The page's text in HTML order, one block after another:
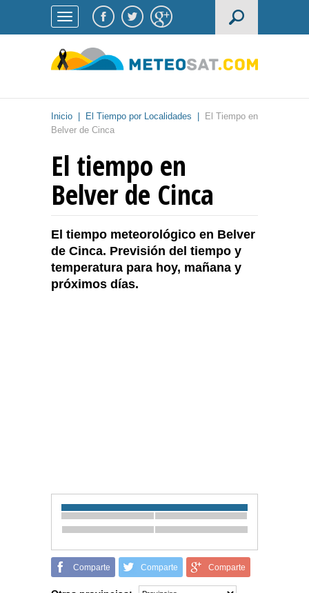
Inicio El Tiempo por Localidades
El Tiempo en
Belver de Cinca
El tiempo en
Belver de Cinca
El tiempo meteorológico en Belver
de Cinca. Previsión del tiempo y
temperatura para hoy, mañana y
próximos días.
Comparte Comparte Comparte